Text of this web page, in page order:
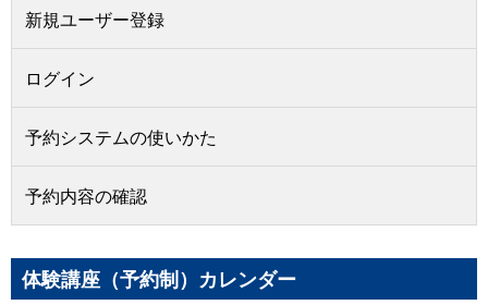
新規ユーザー登録
ログイン
予約システムの使いかた
予約内容の確認
体験講座（予約制）カレンダー